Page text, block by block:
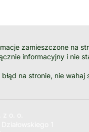
zamieszczone na
informacyjny i nie
na stronie, nie wahaj